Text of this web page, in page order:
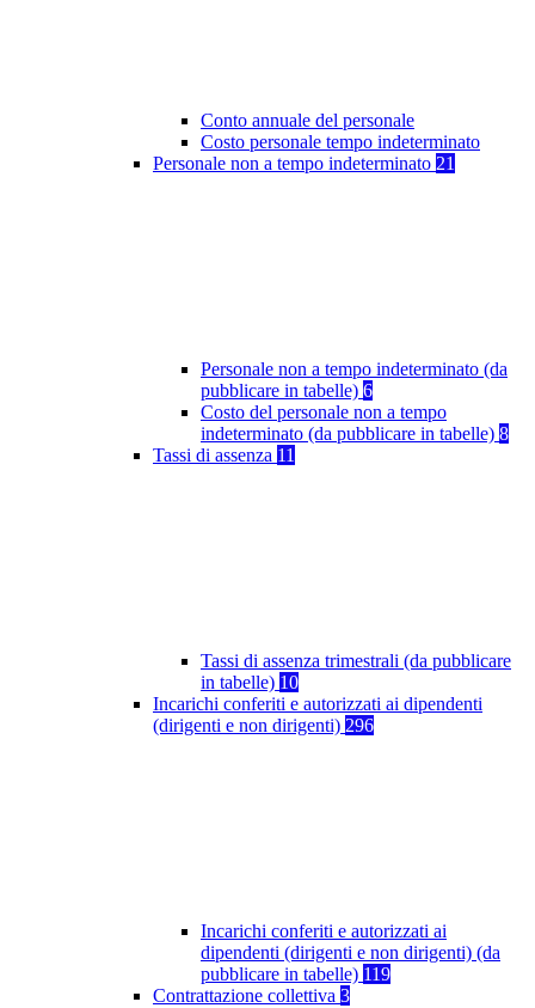
Conto annuale del personale
Costo personale tempo indeterminato
Personale non a tempo indeterminato 21
Personale non a tempo indeterminato (da
pubblicare in tabelle) 6
Costo del personale non a tempo
indeterminato (da pubblicare in tabelle) 8
Tassi di assenza 11
Tassi di assenza trimestrali (da pubblicare
in tabelle) 10
Incarichi conferiti e autorizzati ai dipendenti
(dirigenti e non dirigenti) 296
Incarichi conferiti e autorizzati ai
dipendenti (dirigenti e non dirigenti) (da
pubblicare in tabelle) 119
Contrattazione collettiva 3